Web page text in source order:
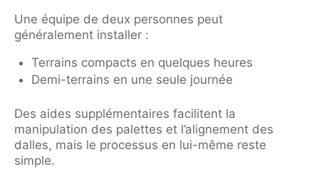
Une équipe de deux personnes peut
généralement installer :
Terrains compacts en quelques heures
Demi-terrains en une seule journée
Des aides supplémentaires facilitent la
manipulation des palettes et l’alignement des
dalles, mais le processus en lui-même reste
simple.